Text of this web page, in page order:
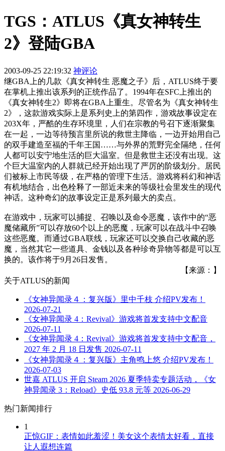
TGS：ATLUS《真女神转生
2》登陆GBA
2003-09-25 22:19:32 神评论
继GBA上的几款《真女神转生 恶魔之子》后，ATLUS终于要
在掌机上推出该系列的正统作品了。1994年在SFC上推出的
《真女神转生2》即将在GBA上重生。尽管名为《真女神转生
2》，这款游戏实际上是系列史上的第四作，游戏故事设定在
203X年，严酷的生存环境里，人们在宗教的号召下逐渐聚集
在一起，一边等待预言里所说的救世主降临，一边开始用自己
的双手建造至福的千年王国……与外界的荒野完全隔绝，任何
人都可以安宁地生活的巨大温室。但是救世主还没有出现。这
个巨大温室内的人群就已经开始出现了严厉的阶级划分。居民
们被标上市民等级，在严格的管理下生活。游戏将科幻和神话
有机地结合，出色栓释了一部近未来的等级社会里发生的现代
神话。这种奇幻的故事设定正是系列最大的卖点。
在游戏中，玩家可以捕捉、召唤以及命令恶魔，该作中的“恶
魔储藏所”可以存放60个以上的恶魔，玩家可以在战斗中召唤
这些恶魔。而通过GBA联线，玩家还可以交换自己收藏的恶
魔，当然其它一些道具、金钱以及各种珍奇异物等都是可以互
换的。该作将于9月26日发售。
【来源：】
关于ATLUS的新闻
《女神异闻录４：复兴版》里中千枝 介绍PV发布！
2026-07-21
《女神异闻录 4：Revival》游戏将首发支持中文配音
2026-07-11
《女神异闻录 4：Revival》游戏将首发支持中文配音，
2027 年 2 月 18 日发售 2026-07-11
《女神异闻录４：复兴版》主角鸣上悠 介绍PV发布！
2026-07-03
世嘉 ATLUS 开启 Steam 2026 夏季特卖专题活动，《女
神异闻录 3：Reload》史低 93.8 元等 2026-06-29
热门新闻排行
1
正惊GIF：表情如此羞涩！美女这个表情太好看，直接
让人遐想连篇